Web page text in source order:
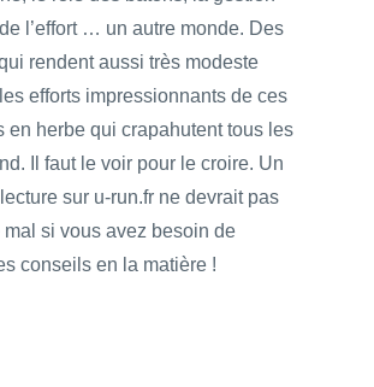
l’effort … un autre monde. Des
rendent aussi très modeste
efforts impressionnants de ces
en herbe qui crapahutent tous les
Il faut le voir pour le croire. Un
sur u-run.fr ne devrait pas
mal si vous avez besoin de
conseils en la matière !